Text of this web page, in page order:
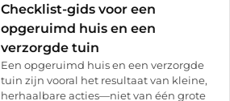
Checklist-gids voor een
opgeruimd huis en een
verzorgde tuin
Een opgeruimd huis en een verzorgde
tuin zijn vooral het resultaat van kleine,
herhaalbare acties—niet van één grote